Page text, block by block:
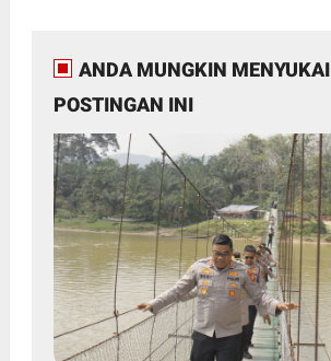
ANDA MUNGKIN MENYUKAI
POSTINGAN INI